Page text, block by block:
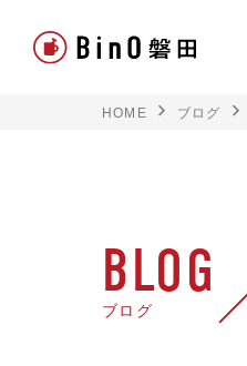
平屋
HOME ブログ
BLOG
ブログ